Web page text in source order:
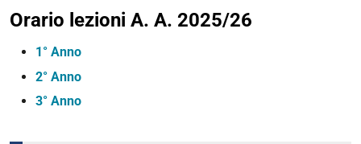
Orario lezioni A. A. 2025/26
1° Anno
2° Anno
3° Anno